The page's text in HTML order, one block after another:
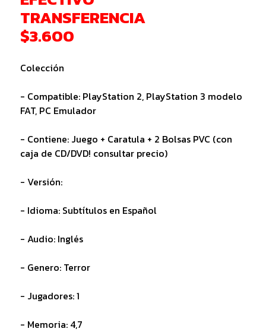
TRANSFERENCIA
$3.600
Colección
- Compatible: PlayStation 2, PlayStation 3 modelo
FAT, PC Emulador
- Contiene: Juego + Caratula + 2 Bolsas PVC (con
caja de CD/DVD! consultar precio)
- Versión:
- Idioma: Subtítulos en Español
- Audio: Inglés
- Genero: Terror
- Jugadores: 1
- Memoria: 4,7